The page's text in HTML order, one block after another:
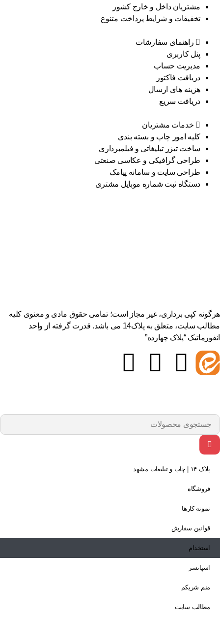
مشتریان داخل و خارج کشور
تخفیفات و شرایط پرداخت متنوع
راهنمای سفارشات
پنل کاربری
مدیریت حساب
دریافت فاکتور
هزینه های ارسال
دریافت سریع
خدمات مشتریان
کلیه امور چاپ و بسته بندی
ساخت تیزر تبلیغاتی و فیلمبرداری
طراحی گرافیکی و عکاسی صنعتی
طراحی سایت و سامانه پیامک
دستگاه ثبت شماره موبایل مشتری
هرگونه کپی برداری، غیر مجاز است؛ تمامی حقوق مادی و معنوی کلیه
مطالب سایت، متعلق به پلاک14 می باشد. قدرت گرفته از واحد
انفورماتیک “پلاک چهارده”
پلاک ۱۴ | چاپ و تبلیغات مشهد
فروشگاه
نمونه کارها
قوانین سفارش
استخدام
اسپانسر
منم شریکم
مطالب سایت